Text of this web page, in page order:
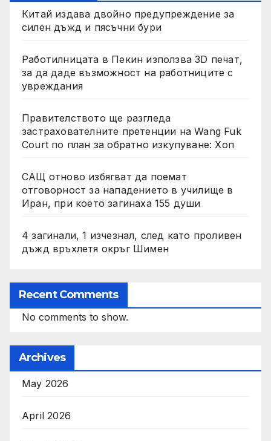
Китай издава двойно предупреждение за
силен дъжд и пясъчни бури
Работилницата в Пекин използва 3D печат,
за да даде възможност на работниците с
увреждания
Правителството ще разгледа
застрахователните претенции на Wang Fuk
Court по план за обратно изкупуване: Хоп
САЩ отново избягват да поемат
отговорност за нападението в училище в
Иран, при което загинаха 155 души
4 загинали, 1 изчезнал, след като проливен
дъжд връхлетя окръг Шимен
Recent Comments
No comments to show.
Archives
May 2026
April 2026